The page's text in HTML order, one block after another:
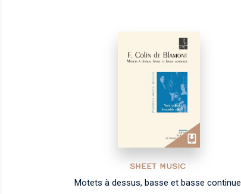
SHEET MUSIC
Motets à dessus, basse et basse continue